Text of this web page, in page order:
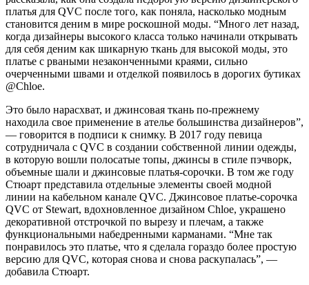
платья для QVC после того, как поняла, насколько модным
становится деним в мире роскошной моды. “Много лет назад,
когда дизайнеры высокого класса только начинали открывать
для себя деним как шикарную ткань для высокой моды, это
платье с рваными незаконченными краями, сильно
очерченными швами и отделкой появилось в дорогих бутиках
@Chloe.
Это было нарасхват, и джинсовая ткань по-прежнему
находила свое применение в ателье большинства дизайнеров”,
— говорится в подписи к снимку. В 2017 году певица
сотрудничала с QVC в создании собственной линии одежды,
в которую вошли полосатые топы, джинсы в стиле пэчворк,
объемные шали и джинсовые платья-сорочки. В том же году
Стюарт представила отдельные элементы своей модной
линии на кабельном канале QVC. Джинсовое платье-сорочка
QVC от Stewart, вдохновленное дизайном Chloe, украшено
декоративной отстрочкой по вырезу и плечам, а также
функциональными набедренными карманами. “Мне так
понравилось это платье, что я сделала гораздо более простую
версию для QVC, которая снова и снова раскупалась”, —
добавила Стюарт.